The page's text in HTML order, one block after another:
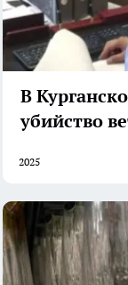
В
убийство
2025